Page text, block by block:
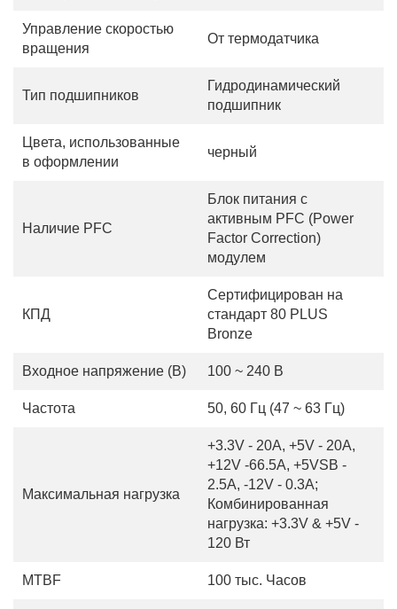
Управление скоростью
вращения
От термодатчика
Тип подшипников
Гидродинамический
подшипник
Цвета, использованные
в оформлении
черный
Наличие PFC
Блок питания с
активным PFC (Power
Factor Correction)
модулем
КПД
Сертифицирован на
стандарт 80 PLUS
Bronze
Входное напряжение (В) 100 ~ 240 В
Частота 50, 60 Гц (47 ~ 63 Гц)
Максимальная нагрузка
+3.3V - 20A, +5V - 20A,
+12V -66.5A, +5VSB -
2.5A, -12V - 0.3A;
Комбинированная
нагрузка: +3.3V & +5V -
120 Вт
MTBF 100 тыс. Часов